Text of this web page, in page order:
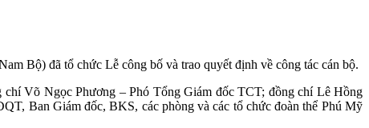
Bộ) đã tổ chức Lễ công bố và trao quyết định về công tác cán bộ.
Võ Ngọc Phương – Phó Tổng Giám đốc TCT; đồng chí Lê Hồng
Ban Giám đốc, BKS, các phòng và các tổ chức đoàn thể Phú Mỹ